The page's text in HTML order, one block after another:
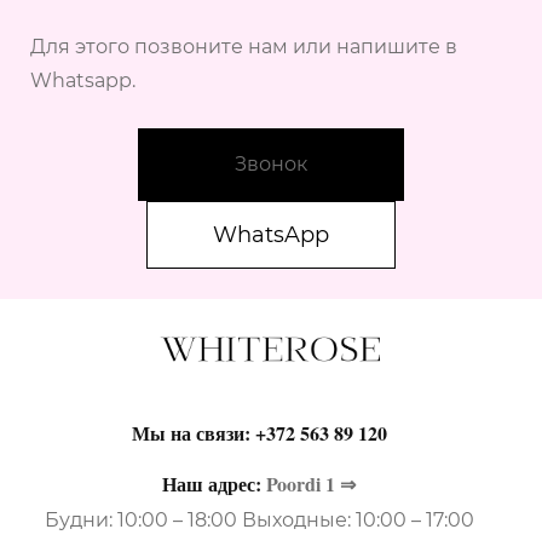
Для этого позвоните нам или напишите в
Whatsapp.
Звонок
WhatsApp
Мы на связи: +372 563 89 120
Наш адрес: Poordi 1 ⇒
Будни: 10:00 – 18:00 Выходные: 10:00 – 17:00